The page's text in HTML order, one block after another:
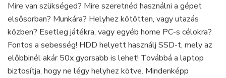
hogy
a
legkiválóbb
használt
laptopot
vásárold!
Mire van szükséged? Mire szeretnéd használni a gépet
elsősorban? Munkára? Helyhez kötötten, vagy utazás
közben? Esetleg játékra, vagy egyéb home PC-s célokra?
Fontos a sebesség! HDD helyett használj SSD-t, mely az
előbbinél akár 50x gyorsabb is lehet! Továbbá a laptop
biztosítja, hogy ne légy helyhez kötve. Mindenképp